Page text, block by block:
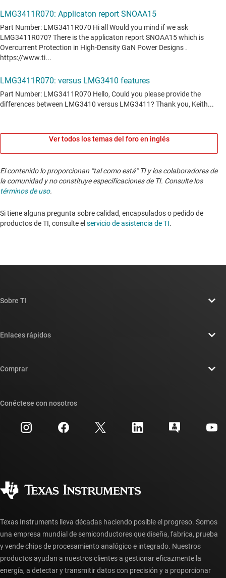
Ver todos los temas del foro en inglés
El contenido lo proporcionan “tal como está” TI y los colaboradores de
la comunidad y no constituye especificaciones de TI. Consulte los
términos de uso.
Si tiene alguna pregunta sobre calidad, encapsulados o pedido de
productos de TI, consulte el servicio de asistencia de TI. ​​​​​​​​​​​​​​
Sobre TI
Sala de redacción
Relaciones con los inversionistas
Fabricación
Enlaces rápidos
Búsqueda de referencias cruzadas
Centro de atención al cliente
Preguntas frecuentes sobre la cuenta myTI
Comprar
Preguntas frecuentes sobre pedidos
Conéctese con nosotros
Texas Instruments lleva décadas haciendo posible el progreso. Somos
una empresa mundial de semiconductores que diseña, fabrica, prueba
y vende chips de procesamiento analógico e integrado. Nuestros
productos ayudan a nuestros clientes a gestionar eficazmente la
energía, a detectar y transmitir datos con precisión y a proporcionar